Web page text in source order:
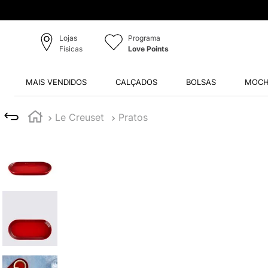
Lojas
Físicas
Programa
Love Points
MAIS VENDIDOS CALÇADOS BOLSAS
Le Creuset Pratos